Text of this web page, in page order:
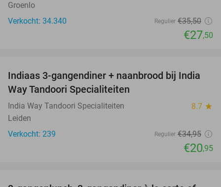
Groenlo
Verkocht: 34.340
Regulier €35,50
€27,50
40%
Indiaas 3-gangendiner + naanbrood bij India
Way Tandoori Specialiteiten
India Way Tandoori Specialiteiten 8.7 star
Leiden
Verkocht: 239
Regulier €34,95
€20,95